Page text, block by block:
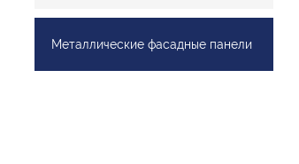
Металлические фасадные панели